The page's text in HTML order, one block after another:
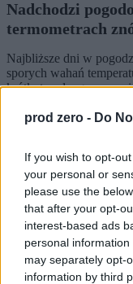
prod zero - Do
If you wish to opt-
your personal or
please use the
that after your opt-
interest-based ads
personal
may separately opt-
information by third
Nadchodzi
termometrach
Najbliższe dni w
sporych wahań
krótkotrwały, gorący
ponownie zmieni się
Agnieszka Waś-Turecka
Dzisiaj 08:22
3 min